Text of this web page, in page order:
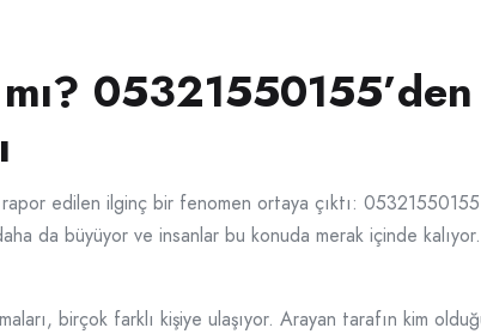
edilen ilginç bir fenomen ortaya çıktı: 05321550155
da büyüyor ve insanlar bu konuda merak içinde
birçok farklı kişiye ulaşıyor. Arayan tarafın kim